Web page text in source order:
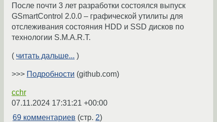
После почти 3 лет разработки состоялся выпуск
GSmartControl 2.0.0 – графической утилиты для
отслеживания состояния HDD и SSD дисков по
технологии S.M.A.R.T.
( читать дальше... )
>>> Подробности (github.com)
cchr
07.11.2024 17:31:21 +00:00
69 комментариев (стр. 2)